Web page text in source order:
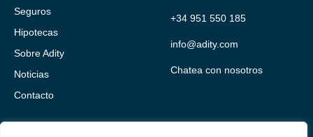
Seguros
Hipotecas
Sobre Adity
Noticias
Contacto
+34 951 550 185
info@adity.com
Chatea con nosotros